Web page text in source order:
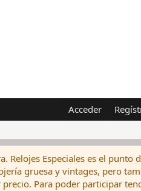
Acceder
Relojes Especiales es el punto
gruesa y vintages, pero
Para poder participar